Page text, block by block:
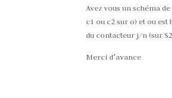
Avez vous un schéma
c1 ou c2 sur o) et ou est
du contacteur j/n (sur
Merci d’avance